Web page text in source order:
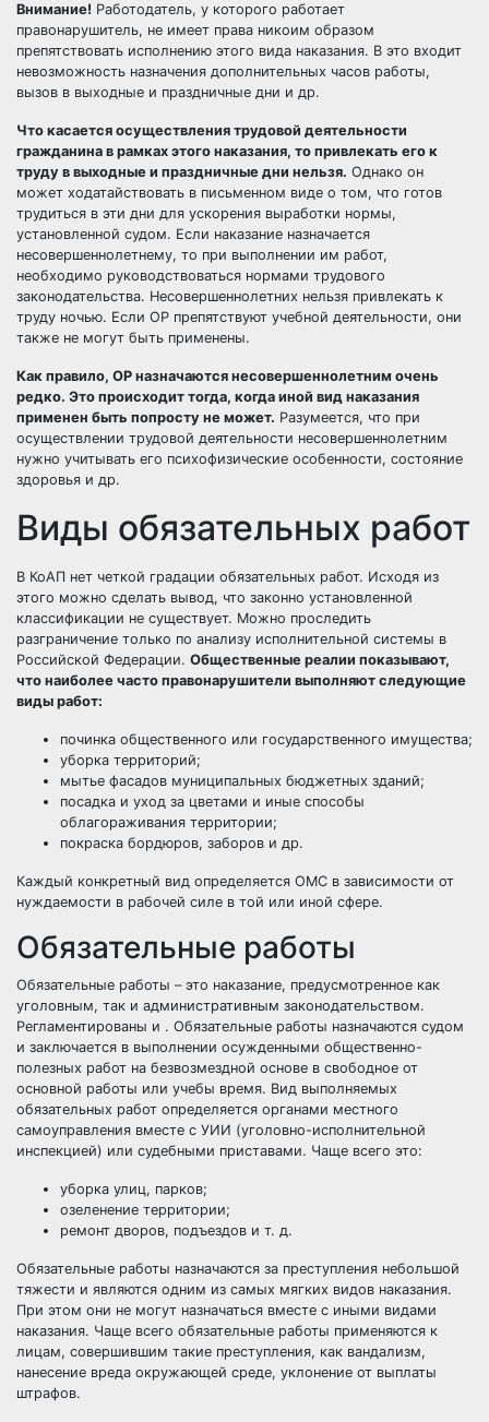
Внимание! Работодатель, у которого работает
правонарушитель, не имеет права никоим образом
препятствовать исполнению этого вида наказания. В это входит
невозможность назначения дополнительных часов работы,
вызов в выходные и праздничные дни и др.
Что касается осуществления трудовой деятельности
гражданина в рамках этого наказания, то привлекать его к
труду в выходные и праздничные дни нельзя. Однако он
может ходатайствовать в письменном виде о том, что готов
трудиться в эти дни для ускорения выработки нормы,
установленной судом. Если наказание назначается
несовершеннолетнему, то при выполнении им работ,
необходимо руководствоваться нормами трудового
законодательства. Несовершеннолетних нельзя привлекать к
труду ночью. Если ОР препятствуют учебной деятельности, они
также не могут быть применены.
Как правило, ОР назначаются несовершеннолетним очень
редко. Это происходит тогда, когда иной вид наказания
применен быть попросту не может. Разумеется, что при
осуществлении трудовой деятельности несовершеннолетним
нужно учитывать его психофизические особенности, состояние
здоровья и др.
Виды обязательных работ
В КоАП нет четкой градации обязательных работ. Исходя из
этого можно сделать вывод, что законно установленной
классификации не существует. Можно проследить
разграничение только по анализу исполнительной системы в
Российской Федерации. Общественные реалии показывают,
что наиболее часто правонарушители выполняют следующие
виды работ:
починка общественного или государственного имущества;
уборка территорий;
мытье фасадов муниципальных бюджетных зданий;
посадка и уход за цветами и иные способы
облагораживания территории;
покраска бордюров, заборов и др.
Каждый конкретный вид определяется ОМС в зависимости от
нуждаемости в рабочей силе в той или иной сфере.
Обязательные работы
Обязательные работы – это наказание, предусмотренное как
уголовным, так и административным законодательством.
Регламентированы и . Обязательные работы назначаются судом
и заключается в выполнении осужденными общественно-
полезных работ на безвозмездной основе в свободное от
основной работы или учебы время. Вид выполняемых
обязательных работ определяется органами местного
самоуправления вместе с УИИ (уголовно-исполнительной
инспекцией) или судебными приставами. Чаще всего это:
уборка улиц, парков;
озеленение территории;
ремонт дворов, подъездов и т. д.
Обязательные работы назначаются за преступления небольшой
тяжести и являются одним из самых мягких видов наказания.
При этом они не могут назначаться вместе с иными видами
наказания. Чаще всего обязательные работы применяются к
лицам, совершившим такие преступления, как вандализм,
нанесение вреда окружающей среде, уклонение от выплаты
штрафов.